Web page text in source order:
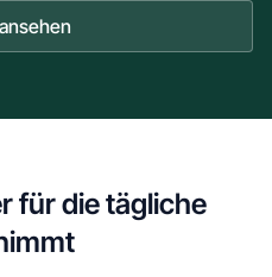
für die tägliche